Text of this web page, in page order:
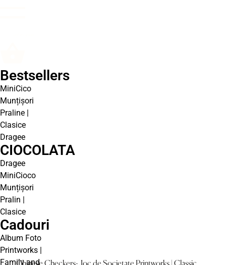
Bestsellers
MiniCico
Munțișori
Praline |
Clasice
Dragee
CIOCOLATA
Dragee
MiniCioco
Munțișori
Pralin |
Clasice
Cadouri
Album Foto
Printworks |
Family and
Chinese Checkers- Joc de Societate Printworks | Classic